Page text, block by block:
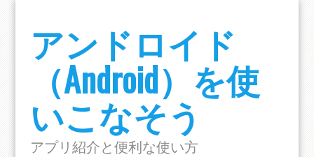
アンドロイド
（Android）を使
いこなそう
アプリ紹介と便利な使い方